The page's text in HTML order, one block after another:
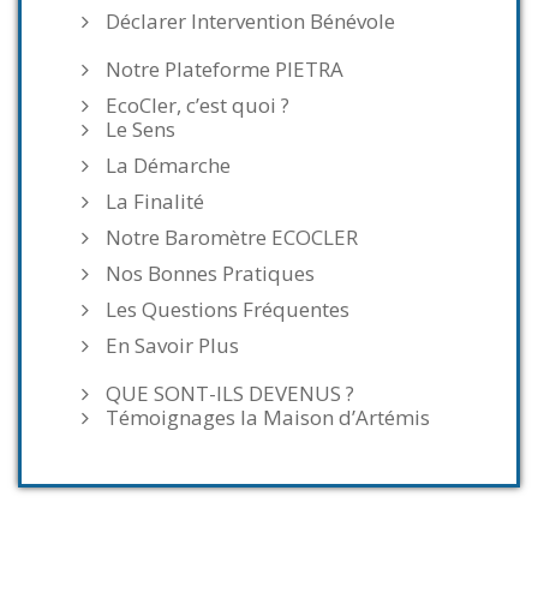
Déclarer Intervention Bénévole
Notre Plateforme PIETRA
EcoCler, c’est quoi ?
Le Sens
La Démarche
La Finalité
Notre Baromètre ECOCLER
Nos Bonnes Pratiques
Les Questions Fréquentes
En Savoir Plus
QUE SONT-ILS DEVENUS ?
Témoignages la Maison d’Artémis